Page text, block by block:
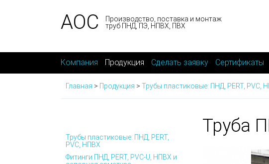
АОС
Производство, поставка и монтаж
труб ПНД, ПЭ, НПВХ, ПВХ
Компания Продукция Сделать заявку Сертификаты
Главная > Продукция > Трубы пластиковые: ПНД, PERT, PVC,
Труба
Трубы пластиковые: ПНД, PERT,
PVC, НПВХ
Фитинги ПНД, PERT, PVC-U, НПВХ и